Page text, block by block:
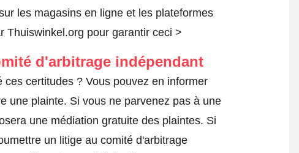
les magasins en ligne et les plateformes
Thuiswinkel.org pour garantir ceci >
d'arbitrage indépendant
certitudes ? Vous pouvez en informer
une plainte. Si vous ne parvenez pas à une
une médiation gratuite des plaintes. Si
un litige au comité d'arbitrage